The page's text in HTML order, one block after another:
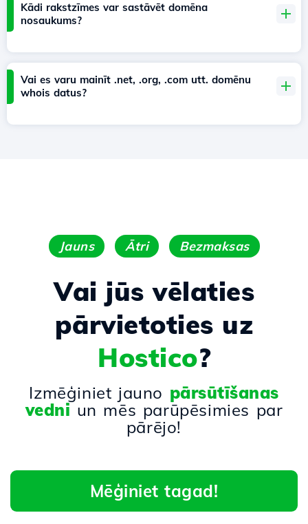
Kādi rakstzīmes var sastāvēt domēna
nosaukums?
Vai es varu mainīt .net, .org, .com utt. domēnu
whois datus?
Jauns Ātri Bezmaksas
Vai jūs vēlaties
pārvietoties uz
Hostico?
Izmēģiniet jauno pārsūtīšanas
vedni un mēs parūpēsimies par
pārējo!
Mēģiniet tagad!